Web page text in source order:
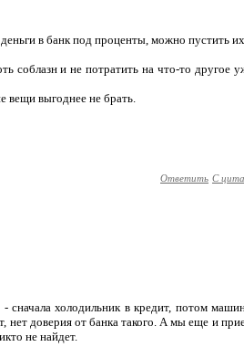
в банк под проценты, можно пустить
соблазн и не потратить на что-то
вещи выгоднее не брать.
Ответить С
сначала холодильник в кредит, потом
нет доверия от банка такого. А мы еще и
не найдет.